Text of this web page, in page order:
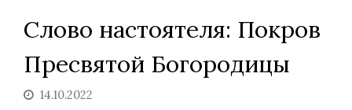
Слово настоятеля: Покров
Пресвятой Богородицы
14.10.2022